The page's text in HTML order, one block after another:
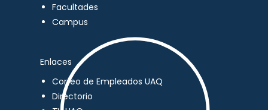
Facultades
Campus
Enlaces
Correo de Empleados UAQ
Directorio